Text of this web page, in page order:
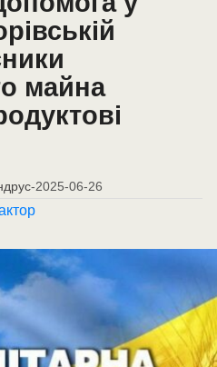
майна
-2025-06-26